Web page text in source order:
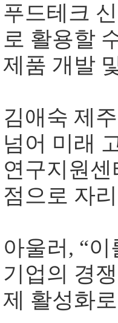
푸드테크
로 활용할
제품 개발
김애숙 제
넘어 미래
연구지원
점으로 자
아울러 , “이
기업의 경
제 활성화